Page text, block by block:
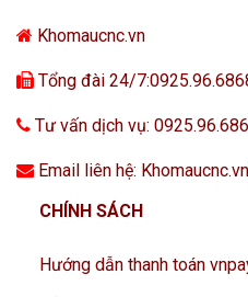
Khomaucnc.vn
Tổng đài 24/
Tư vấn dịch vụ:
Email liên hệ:
CHÍNH SÁCH
Hướng dẫn thanh toán